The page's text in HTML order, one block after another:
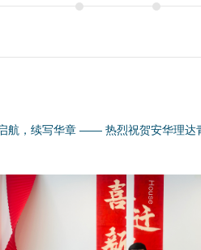
航，续写华章 —— 热烈祝贺安华理达